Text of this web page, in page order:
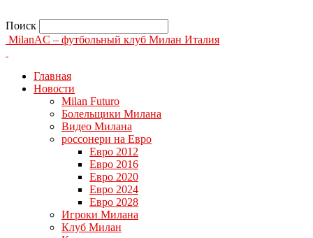
Поиск
MilanAC – футбольный клуб Милан Италия
Главная
Новости
Milan Futuro
Болельщики Милана
Видео Милана
россонери на Евро
Евро 2012
Евро 2016
Евро 2020
Евро 2024
Евро 2028
Игроки Милана
Клуб Милан